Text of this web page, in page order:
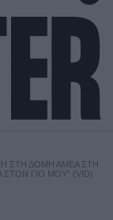
ΣΤΗ ΔΟΜΉ ΑΜΕΑ ΣΤΗ
ΣΤΟΝ ΓΙΟ ΜΟΥ” (VID)